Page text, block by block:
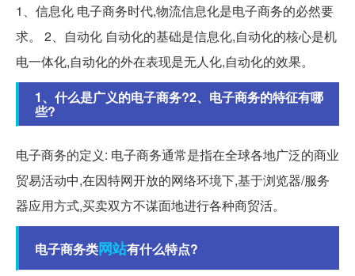
1、信息化 电子商务时代,物流信息化是电子商务的必然要
求。 2、自动化 自动化的基础是信息化,自动化的核心是机
电一体化,自动化的外在表现是无人化,自动化的效果。
1、什么是广义的电子商务?2、电子商务的特征有哪
些?
电子商务的定义: 电子商务通常是指在全球各地广泛的商业
贸易活动中,在因特网开放的网络环境下,基于浏览器/服务
器应用方式,买卖双方不谋面地进行各种商贸活。
电子商务类网站有什么特点?